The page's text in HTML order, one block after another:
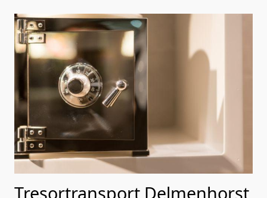
Tresortransport Delmenhorst